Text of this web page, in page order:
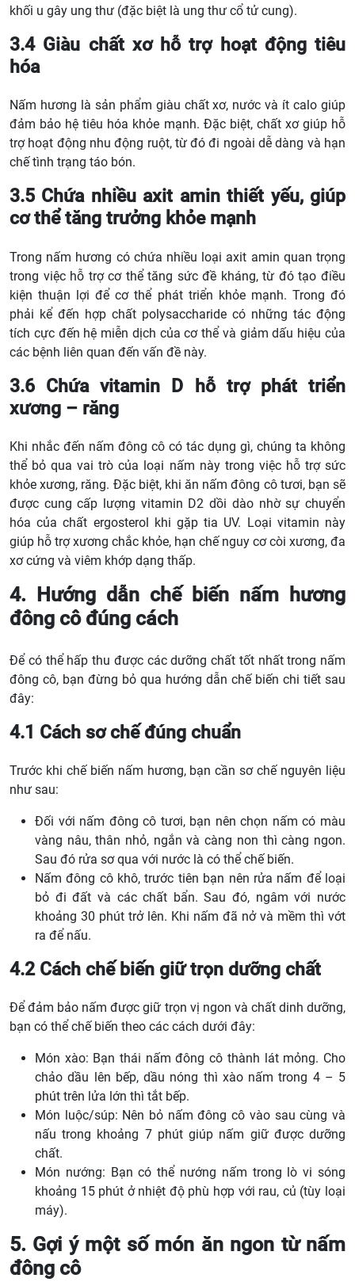
khối u gây ung thư (đặc biệt là ung thư cổ tử cung).
3.4 Giàu chất xơ hỗ trợ hoạt động tiêu
hóa
Nấm hương là sản phẩm giàu chất xơ, nước và ít calo giúp
đảm bảo hệ tiêu hóa khỏe mạnh. Đặc biệt, chất xơ giúp hỗ
trợ hoạt động nhu động ruột, từ đó đi ngoài dễ dàng và hạn
chế tình trạng táo bón.
3.5 Chứa nhiều axit amin thiết yếu, giúp
cơ thể tăng trưởng khỏe mạnh
Trong nấm hương có chứa nhiều loại axit amin quan trọng
trong việc hỗ trợ cơ thể tăng sức đề kháng, từ đó tạo điều
kiện thuận lợi để cơ thể phát triển khỏe mạnh. Trong đó
phải kể đến hợp chất polysaccharide có những tác động
tích cực đến hệ miễn dịch của cơ thể và giảm dấu hiệu của
các bệnh liên quan đến vấn đề này.
3.6 Chứa vitamin D hỗ trợ phát triển
xương – răng
Khi nhắc đến nấm đông cô có tác dụng gì, chúng ta không
thể bỏ qua vai trò của loại nấm này trong việc hỗ trợ sức
khỏe xương, răng. Đặc biệt, khi ăn nấm đông cô tươi, bạn sẽ
được cung cấp lượng vitamin D2 dồi dào nhờ sự chuyển
hóa của chất ergosterol khi gặp tia UV. Loại vitamin này
giúp hỗ trợ xương chắc khỏe, hạn chế nguy cơ còi xương, đa
xơ cứng và viêm khớp dạng thấp.
4. Hướng dẫn chế biến nấm hương
đông cô đúng cách
Để có thể hấp thu được các dưỡng chất tốt nhất trong nấm
đông cô, bạn đừng bỏ qua hướng dẫn chế biến chi tiết sau
đây:
4.1 Cách sơ chế đúng chuẩn
Trước khi chế biến nấm hương, bạn cần sơ chế nguyên liệu
như sau:
Đối với nấm đông cô tươi, bạn nên chọn nấm có màu
vàng nâu, thân nhỏ, ngắn và càng non thì càng ngon.
Sau đó rửa sơ qua với nước là có thể chế biến.
Nấm đông cô khô, trước tiên bạn nên rửa nấm để loại
bỏ đi đất và các chất bẩn. Sau đó, ngâm với nước
khoảng 30 phút trở lên. Khi nấm đã nở và mềm thì vớt
ra để nấu.
4.2 Cách chế biến giữ trọn dưỡng chất
Để đảm bảo nấm được giữ trọn vị ngon và chất dinh dưỡng,
bạn có thể chế biến theo các cách dưới đây:
Món xào: Bạn thái nấm đông cô thành lát mỏng. Cho
chảo dầu lên bếp, dầu nóng thì xào nấm trong 4 – 5
phút trên lửa lớn thì tắt bếp.
Món luộc/súp: Nên bỏ nấm đông cô vào sau cùng và
nấu trong khoảng 7 phút giúp nấm giữ được dưỡng
chất.
Món nướng: Bạn có thể nướng nấm trong lò vi sóng
khoảng 15 phút ở nhiệt độ phù hợp với rau, củ (tùy loại
máy).
5. Gợi ý một số món ăn ngon từ nấm
đông cô